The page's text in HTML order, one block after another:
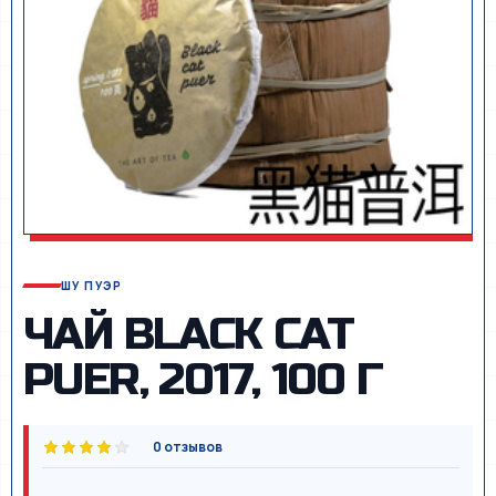
ШУ ПУЭР
ЧАЙ BLACK CAT
PUER, 2017, 100 Г
0 отзывов